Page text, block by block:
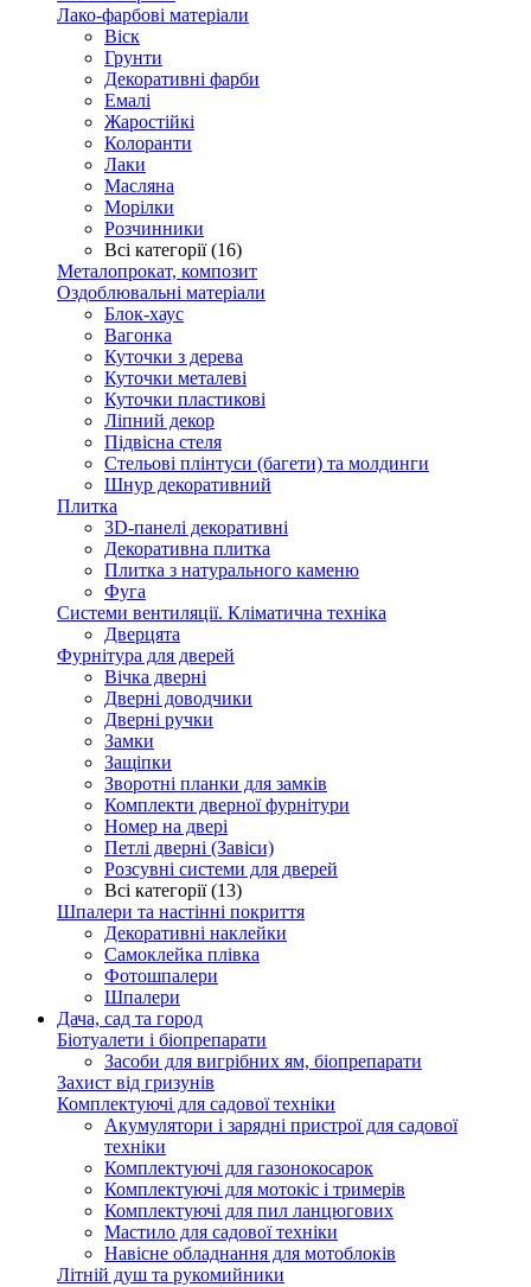
Лако-фарбові матеріали
Віск
Грунти
Декоративні фарби
Емалі
Жаростійкі
Колоранти
Лаки
Масляна
Морілки
Розчинники
Всі категорії (16)
Металопрокат, композит
Оздоблювальні матеріали
Блок-хаус
Вагонка
Куточки з дерева
Куточки металеві
Куточки пластикові
Ліпний декор
Підвісна стеля
Стельові плінтуси (багети) та молдинги
Шнур декоративний
Плитка
3D-панелі декоративні
Декоративна плитка
Плитка з натурального каменю
Фуга
Системи вентиляції. Кліматична техніка
Дверцята
Фурнітура для дверей
Вічка дверні
Дверні доводчики
Дверні ручки
Замки
Защіпки
Зворотні планки для замків
Комплекти дверної фурнітури
Номер на двері
Петлі дверні (Завіси)
Розсувні системи для дверей
Всі категорії (13)
Шпалери та настінні покриття
Декоративні наклейки
Самоклейка плівка
Фотошпалери
Шпалери
Дача, сад та город
Біотуалети і біопрепарати
Засоби для вигрібних ям, біопрепарати
Захист від гризунів
Комплектуючі для садової техніки
Акумулятори і зарядні пристрої для садової
техніки
Комплектуючі для газонокосарок
Комплектуючі для мотокіс і тримерів
Комплектуючі для пил ланцюгових
Мастило для садової техніки
Навісне обладнання для мотоблоків
Літній душ та рукомийники